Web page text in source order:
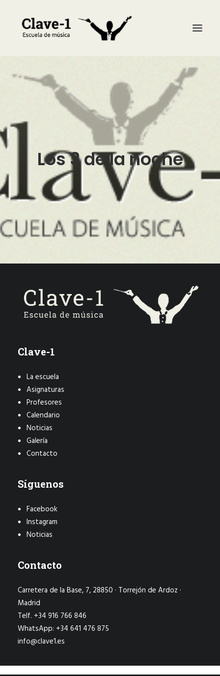
La escuela
Asignaturas
Noticias
Contacto
Los 3 de la noche
Clave-1
La escuela
Asignaturas
Profesores
Calendario
Noticias
Galería
Contacto
Síguenos
Facebook
Instagram
Noticias
Contacto
Carretera de la Base, 7, 28850 · Torrejón de Ardoz ·
Madrid
Telf. +34 916 766 846
WhatsApp: +34 641 476 875
info@clave1.es